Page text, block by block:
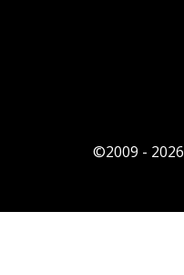
©2009 - 2026